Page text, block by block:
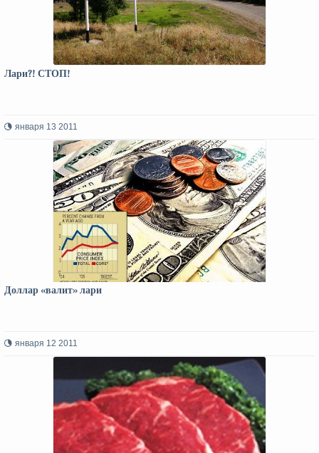
Лари?! СТОП!
января 13 2011
Доллар «валит» лари
января 12 2011